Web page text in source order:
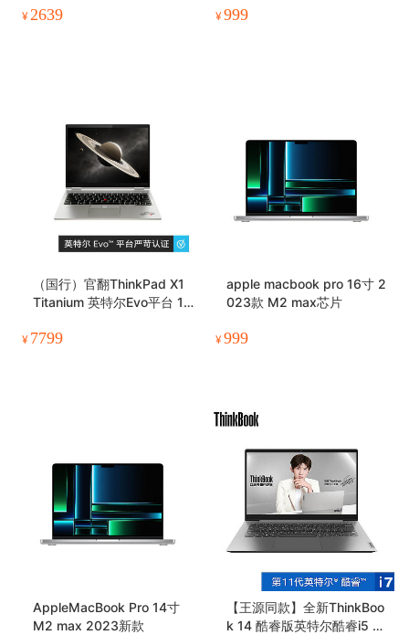
¥2639 ¥999
（国行）官翻ThinkPad X1
Titanium 英特尔Evo平台 1
控屏笔记本电脑
¥ 7799
apple macbook pro 16寸 2
023款 M2 max芯片
¥999
AppleMacBook Pro 14寸
M2 max 2023新款
【王源同款】全新ThinkBoo
k 14 酷睿版英特尔酷睿i5 锐